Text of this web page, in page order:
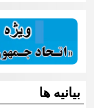
بیانیه ها